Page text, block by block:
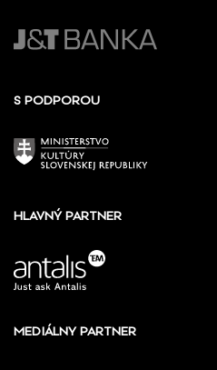
S PODPOROU
HLAVNÝ PARTNER
MEDIÁLNY PARTNER